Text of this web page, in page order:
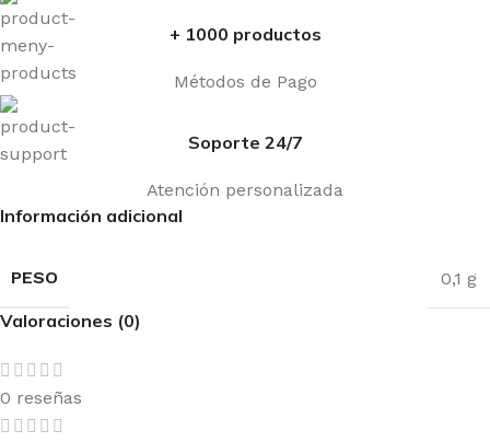
+ 1000 productos
Métodos de Pago
Soporte 24/7
Atención personalizada
Información adicional
PESO 0,1 g
Valoraciones (0)
0 reseñas